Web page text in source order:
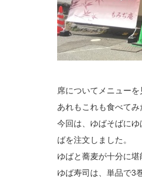
席についてメニュー
あれもこれも食べてみ
今回は、ゆばそばに
ばを注文しました。
ゆばと蕎麦が十分に堪
ゆば寿司は、単品で3